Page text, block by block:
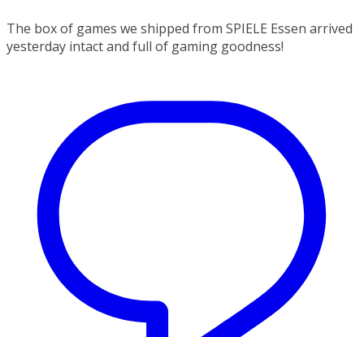
The box of games we shipped from SPIELE Essen arrived
yesterday intact and full of gaming goodness!